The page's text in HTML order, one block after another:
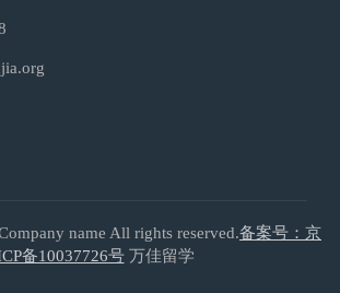
name All rights reserved.备案号：京
备10037726号万佳留学